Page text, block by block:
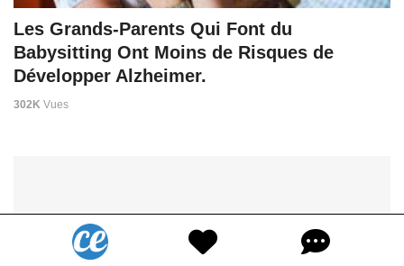
Les Grands-Parents Qui Font du
Babysitting Ont Moins de Risques de
Développer Alzheimer.
302K Vues